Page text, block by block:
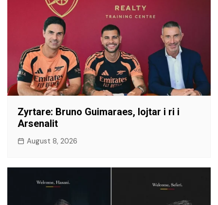
​Zyrtare: Bruno Guimaraes, lojtar i ri i
Arsenalit
August 8, 2026